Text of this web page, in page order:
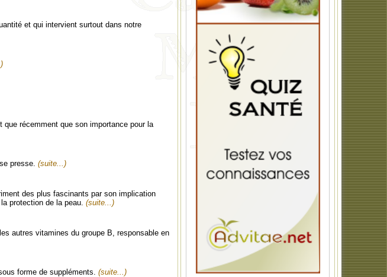
et qui intervient surtout dans notre
récemment que son importance pour la
presse. (suite...)
des plus fascinants par son implication
protection de la peau. (suite...)
autres vitamines du groupe B, responsable en
forme de suppléments. (suite...)